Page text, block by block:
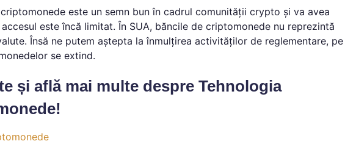
este un semn bun în cadrul comunității crypto și va avea
este încă limitat. În SUA, băncile de criptomonede nu reprezintă
Însă ne putem aștepta la înmulțirea activităților de reglementare, pe
se extind.
și află mai multe despre Tehnologia